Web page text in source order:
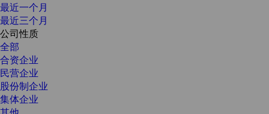
最近一个月
最近三个月
公司性质
全部
合资企业
民营企业
股份制企业
集体企业